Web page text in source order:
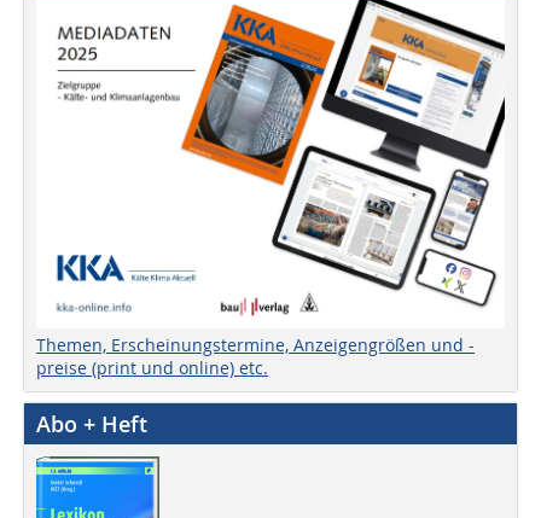
Themen, Erscheinungstermine, Anzeigengrößen und -
preise (print und online) etc.
Abo + Heft